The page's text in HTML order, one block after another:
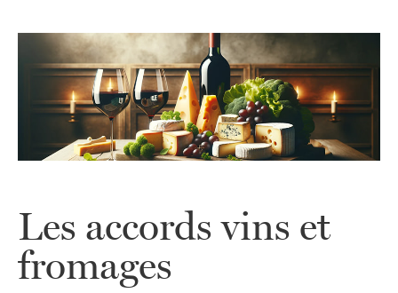
Les accords vins et
fromages